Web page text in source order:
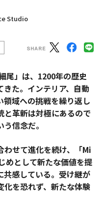
Studio
尾」は、1200年の歴史
た。インテリア、自動
域への挑戦を繰り返し
と革新は対極にあるので
信念だ。
わせて進化を続け、「Mi
として新たな価値を提
共感している。受け継が
化を恐れず、新たな体験